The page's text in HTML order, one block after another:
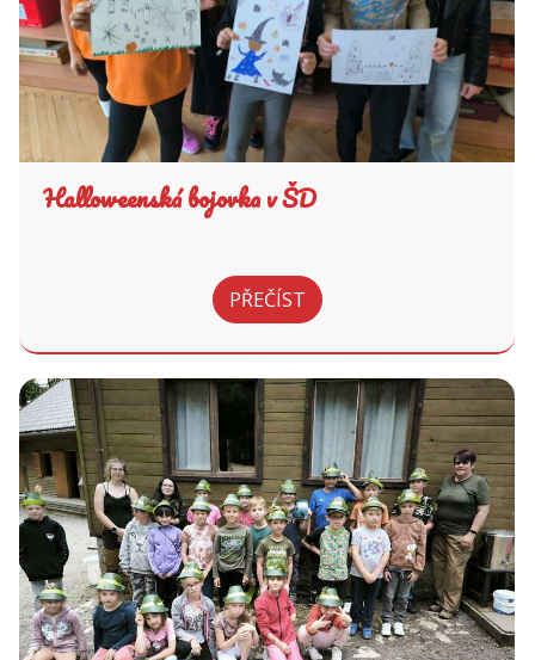
Halloweenská bojovka v ŠD
PŘEČÍST